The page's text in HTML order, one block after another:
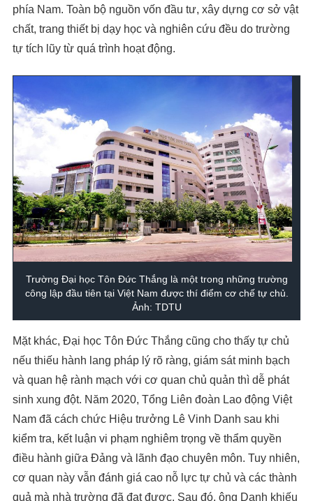
phía Nam. Toàn bộ nguồn vốn đầu tư, xây dựng cơ sở vật
chất, trang thiết bị dạy học và nghiên cứu đều do trường
tự tích lũy từ quá trình hoạt động.
Trường Đại học Tôn Đức Thắng là một trong những trường
công lập đầu tiên tại Việt Nam được thí điểm cơ chế tự chủ.
Ảnh: TDTU
Mặt khác, Đại học Tôn Đức Thắng cũng cho thấy tự chủ
nếu thiếu hành lang pháp lý rõ ràng, giám sát minh bạch
và quan hệ rành mạch với cơ quan chủ quản thì dễ phát
sinh xung đột. Năm 2020, Tổng Liên đoàn Lao động Việt
Nam đã cách chức Hiệu trưởng Lê Vinh Danh sau khi
kiểm tra, kết luận vi phạm nghiêm trọng về thẩm quyền
điều hành giữa Đảng và lãnh đạo chuyên môn. Tuy nhiên,
cơ quan này vẫn đánh giá cao nỗ lực tự chủ và các thành
quả mà nhà trường đã đạt được. Sau đó, ông Danh khiếu